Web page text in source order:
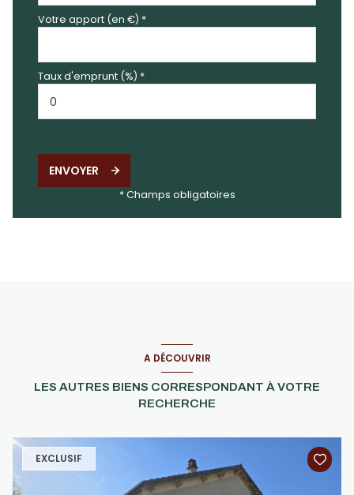
Votre apport (en €) *
Taux d'emprunt (%) *
ENVOYER
* Champs obligatoires
A DÉCOUVRIR
LES AUTRES BIENS CORRESPONDANT À VOTRE
RECHERCHE
EXCLUSIF